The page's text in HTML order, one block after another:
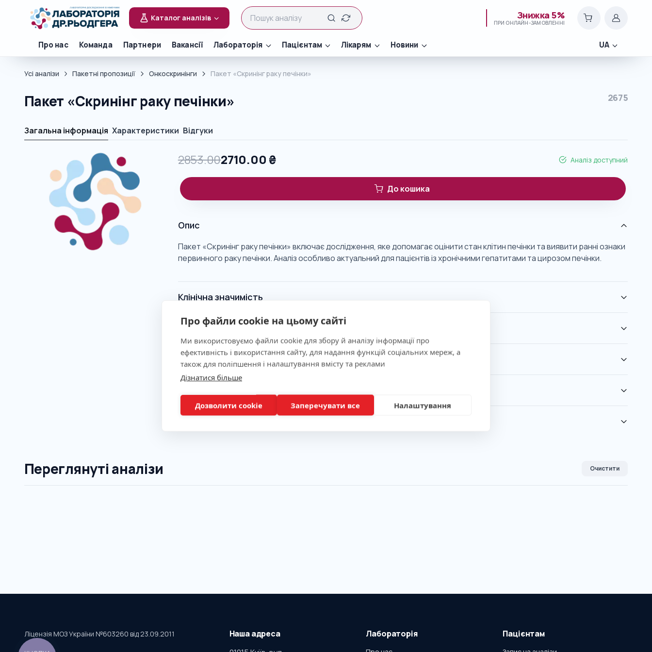
Про файли cookie на цьому сайті
Ми використовуємо файли cookie для збору й аналізу інформації про
ефективність і використання сайту, для надання функцій соціальних мереж, а
також для поліпшення і налаштування вмісту та реклами
Дізнатися більше
Дозволити cookie Заперечувати все Налаштування
Каталог аналізів Знижка 5%
ПРИ ОНЛАЙН-ЗАМОВЛЕННІ
Про нас Команда Партнери Вакансії Лабораторія Пацієнтам Лікарям Новини UA
Усі аналізи Пакетні пропозиції Онкоскринінги Пакет «Скринінг раку печінки»
Пакет «Скринінг раку печінки» 2675
Загальна інформація Характеристики Відгуки
2853.002710.00 ₴ Аналіз доступний
До кошика
Опис
Пакет «Скринінг раку печінки» включає дослідження, яке допомагає оцінити стан клітин печінки та виявити ранні ознаки
первинного раку печінки. Аналіз особливо актуальний для пацієнтів із хронічними гепатитами та цирозом печінки.
Клінічна значимість
Показання
Метод
Переглянуті аналізи Очистити
Ліцензія МОЗ України №603260 від 23.09.2011
Наша адреса
Лабораторія Пацієнтам